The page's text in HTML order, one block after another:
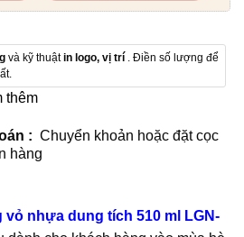
và kỹ thuậtin logo, vị trí . Điền số lượng để
thêm
: Chuyển khoản hoặc đặt cọc
hàng
vỏ nhựa dung tích 510 ml LGN-